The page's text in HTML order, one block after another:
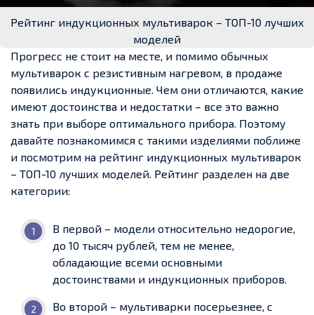
Рейтинг индукционных мультиварок – ТОП-10 лучших
моделей
Прогресс не стоит на месте, и помимо обычных
мультиварок с резистивным нагревом, в продаже
появились индукционные. Чем они отличаются, какие
имеют достоинства и недостатки – все это важно
знать при выборе оптимального прибора. Поэтому
давайте познакомимся с такими изделиями поближе
и посмотрим на рейтинг индукционных мультиварок
– ТОП-10 лучших моделей. Рейтинг разделен на две
категории:
В первой – модели относительно недорогие,
до 10 тысяч рублей, тем не менее,
обладающие всеми основными
достоинствами и индукционных приборов.
Во второй – мультиварки посерьезнее, с